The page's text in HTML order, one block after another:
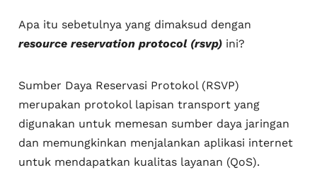
Apa itu sebetulnya yang dimaksud dengan
resource reservation protocol (rsvp) ini?
Sumber Daya Reservasi Protokol (RSVP)
merupakan protokol lapisan transport yang
digunakan untuk memesan sumber daya jaringan
dan memungkinkan menjalankan aplikasi internet
untuk mendapatkan kualitas layanan (QoS).